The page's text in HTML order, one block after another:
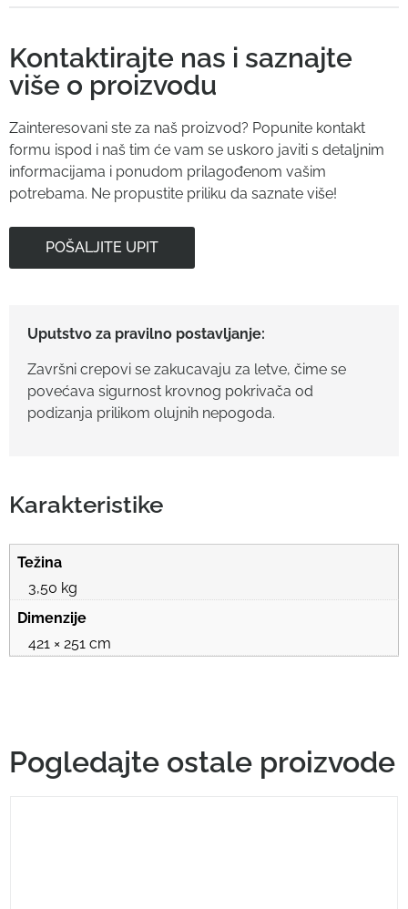
Kontaktirajte nas i saznajte
više o proizvodu
Zainteresovani ste za naš proizvod? Popunite kontakt
formu ispod i naš tim će vam se uskoro javiti s detaljnim
informacijama i ponudom prilagođenom vašim
potrebama. Ne propustite priliku da saznate više!
POŠALJITE UPIT
Uputstvo za pravilno postavljanje:
Završni crepovi se zakucavaju za letve, čime se
povećava sigurnost krovnog pokrivača od
podizanja prilikom olujnih nepogoda.
Karakteristike
Težina
3,50 kg
Dimenzije
421 × 251 cm
Pogledajte ostale proizvode